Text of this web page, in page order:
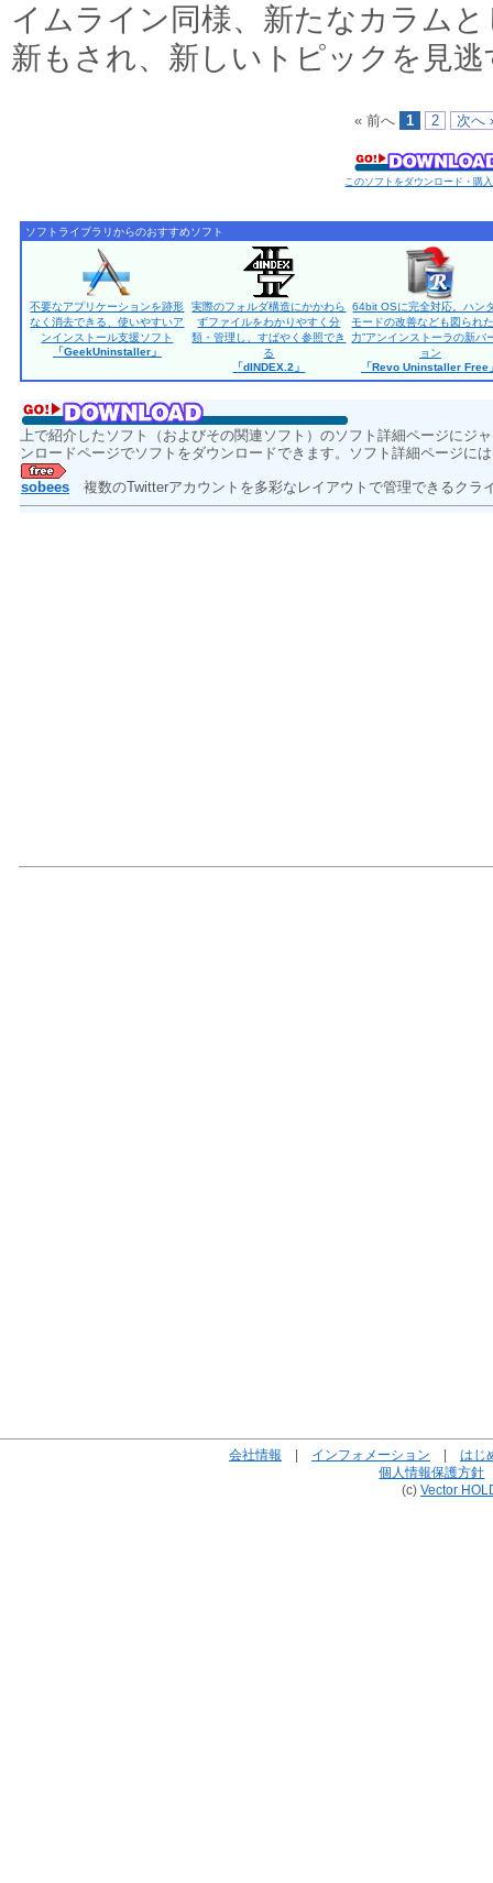
イムライン同様、新たなカラム
新もされ、新しいトピックを見
« 前へ 1 2 次へ
このソフトをダウンロード・購
ソフトライブラリからのおすすめソフト
不要なアプリケーションを跡形
なく消去できる、使いやすいア
ンインストール支援ソフト
「GeekUninstaller」
実際のフォルダ構造にかかわら
ずファイルをわかりやすく分
類・管理し、すばやく参照でき
る
「dINDEX.2」
64bit OSに完全対応。ハン
モードの改善なども図られ
力”アンインストーラの新バ
ョン
「Revo Uninstaller Free
上で紹介したソフト（およびその関連ソフト）のソフト詳細ページにジ
ンロードページでソフトをダウンロードできます。ソフト詳細ページに
sobees 複数のTwitterアカウントを多彩なレイアウトで管理できるク
会社情報 | インフォメーション | はじ
個人情報保護方針
(c) Vector